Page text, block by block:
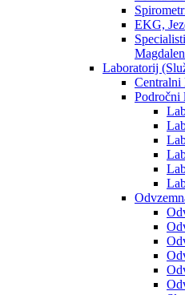
EKG,
Laboratorij
Centralni
Področni